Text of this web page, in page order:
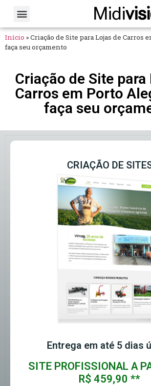
Midi
Início »Criação de Site para Lojas de Carros
faça seu orçamento
Criação de Site para
Carros em Porto
faça seu
CRIAÇÃO DE
Entrega em até 5 dias
SITE PROFISSIONAL A
R$ 459,90 **